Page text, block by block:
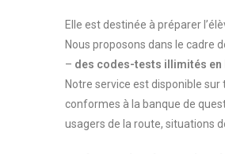
Elle est destinée à préparer
Nous proposons dans le cadre
– des codes-tests illimités en
Notre service est disponible
conformes à la banque de
usagers de la route, situations